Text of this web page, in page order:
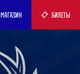
МАГАЗИН БИЛЕТЫ